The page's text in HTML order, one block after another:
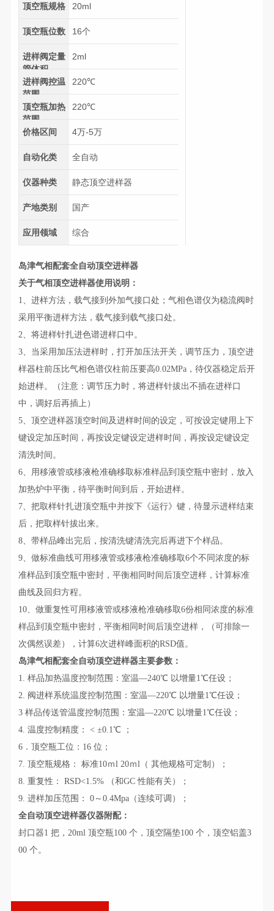
顶空瓶规格 20ml
顶空瓶位数 16个
进样阀定量
管体积
2ml
进样阀控温
范围
220℃
顶空瓶加热
范围
220℃
价格区间 4万-5万
自动化类 全自动
仪器种类 静态顶空进样器
产地类别 国产
应用领域 综合
岛津气相配套全自动顶空进样器
关于气相顶空进样器使用说明：
1、进样方法，载气接到外加气接口处；气相色谱仪为稳流阀时
采用平衡进样方法，载气接到载气接口处。
2、将进样针扎进色谱进样口中。
3、当采用加压法进样时，打开加压法开关，调节压力，顶空进
样器柱前压比气相色谱仪柱前压要高0.02MPa，待仪器稳定后开
始进样。（注意：调节压力时，将进样针拔出不插在进样口
中，调好后再插上）
5、顶空进样器顶空时间及进样时间的设定，可按设定键用上下
键设定加压时间，再按设定键设定进样时间，再按设定键设定
清洗时间。
6、用移液管或移液枪准确移取标准样品到顶空瓶中密封，放入
加热炉中平衡，待平衡时间到后，开始进样。
7、把取样针扎进顶空瓶中并按下《运行》键，待显示进样结束
后，把取样针拔出来。
8、带样品峰出完后，按清洗键清洗完后再进下个样品。
9、做标准曲线可用移液管或移液枪准确移取6个不同浓度的标
准样品到顶空瓶中密封，平衡相同时间后顶空进样，计算标准
曲线及回归方程。
10、做重复性可用移液管或移液枪准确移取6份相同浓度的标准
样品到顶空瓶中密封，平衡相同时间后顶空进样，（可排除一
次偶然误差），计算6次进样峰面积的RSD值。
岛津气相配套全自动顶空进样器主要参数：
1. 样品加热温度控制范围：室温—240℃ 以增量1℃任设；
2. 阀进样系统温度控制范围：室温—220℃ 以增量1℃任设；
3 样品传送管温度控制范围：室温—220℃ 以增量1℃任设；
4. 温度控制精度： < ±0.1℃ ；
6．顶空瓶工位：16 位；
7. 顶空瓶规格： 标准10ｍl 20ｍl（ 其他规格可定制）；
8. 重复性： RSD<1.5% （和GC 性能有关）；
9. 进样加压范围： 0～0.4Mpa（连续可调）；
全自动顶空进样器仪器附配：
封口器1 把，20ml 顶空瓶100 个，顶空隔垫100 个，顶空铝盖3
00 个。